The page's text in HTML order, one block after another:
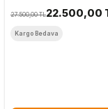
27.500,00 TL22.500,00
Kargo Bedava